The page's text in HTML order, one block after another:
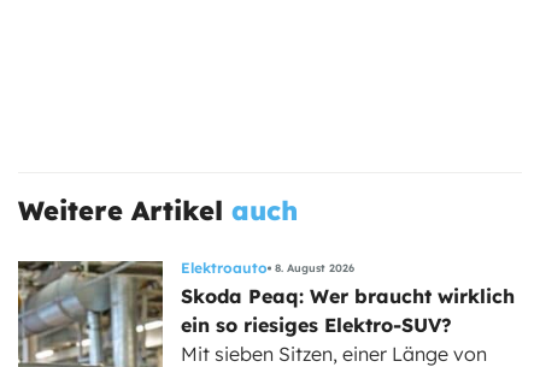
Weitere Artikel auch
Elektroauto 8. August 2026
Skoda Peaq: Wer braucht wirklich
ein so riesiges Elektro-SUV?
Mit sieben Sitzen, einer Länge von